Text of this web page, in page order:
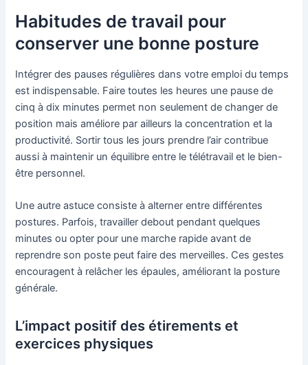
Habitudes de travail pour
conserver une bonne posture
Intégrer des pauses régulières dans votre emploi du temps
est indispensable. Faire toutes les heures une pause de
cinq à dix minutes permet non seulement de changer de
position mais améliore par ailleurs la concentration et la
productivité. Sortir tous les jours prendre l’air contribue
aussi à maintenir un équilibre entre le télétravail et le bien-
être personnel.
Une autre astuce consiste à alterner entre différentes
postures. Parfois, travailler debout pendant quelques
minutes ou opter pour une marche rapide avant de
reprendre son poste peut faire des merveilles. Ces gestes
encouragent à relâcher les épaules, améliorant la posture
générale.
L’impact positif des étirements et
exercices physiques